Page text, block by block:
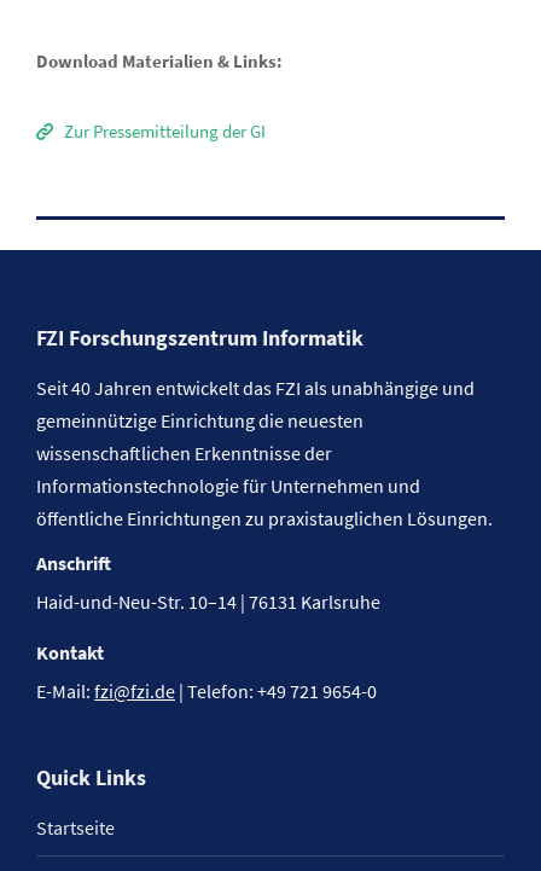
Download Materialien & Links:
Zur Pressemitteilung der GI
FZI Forschungszentrum Informatik
Seit 40 Jahren entwickelt das FZI als unabhängige und
gemeinnützige Einrichtung die neuesten
wissenschaftlichen Erkenntnisse der
Informationstechnologie für Unternehmen und
öffentliche Einrichtungen zu praxistauglichen Lösungen.
Anschrift
Haid-und-Neu-Str. 10–14 | 76131 Karlsruhe
Kontakt
E-Mail: fzi@fzi.de | Telefon: +49 721 9654-0
Quick Links
Startseite